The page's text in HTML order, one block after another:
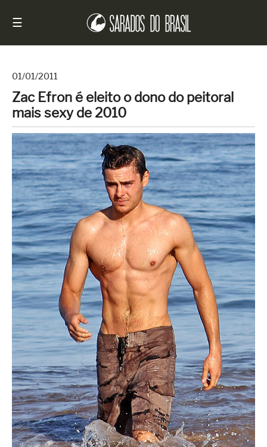
☰
Início
Notícias
Sarados
do
Brasil
Entrevistas
Antes
e
Depois
Superação
Fisiculturismo
Anabolizantes
Suplementação
Alimentação
Treino
Saúde
Ensaios
01/01/2011
Zac Efron é eleito o dono do peitoral
mais sexy de 2010